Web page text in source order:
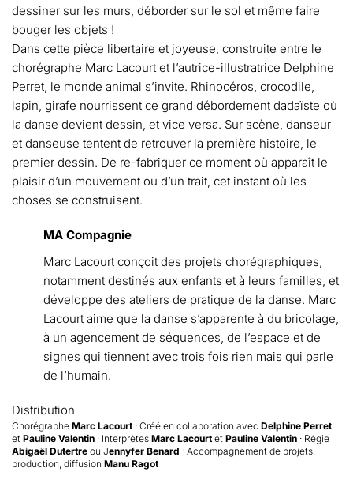
dessiner sur les murs, déborder sur le sol et même faire
bouger les objets !
Dans cette pièce libertaire et joyeuse, construite entre le
chorégraphe Marc Lacourt et l’autrice-illustratrice Delphine
Perret, le monde animal s’invite. Rhinocéros, crocodile,
lapin, girafe nourrissent ce grand débordement dadaïste où
la danse devient dessin, et vice versa. Sur scène, danseur
et danseuse tentent de retrouver la première histoire, le
premier dessin. De re-fabriquer ce moment où apparaît le
plaisir d’un mouvement ou d’un trait, cet instant où les
choses se construisent.
MA Compagnie
Marc Lacourt conçoit des projets chorégraphiques,
notamment destinés aux enfants et à leurs familles, et
développe des ateliers de pratique de la danse. Marc
Lacourt aime que la danse s’apparente à du bricolage,
à un agencement de séquences, de l’espace et de
signes qui tiennent avec trois fois rien mais qui parle
de l’humain.
Distribution
Chorégraphe Marc Lacourt· Créé en collaboration avec Delphine Perret
et Pauline Valentin · Interprètes Marc Lacourtet Pauline Valentin · Régie
Abigaël Dutertre ou Jennyfer Benard · Accompagnement de projets,
production, diffusion Manu Ragot